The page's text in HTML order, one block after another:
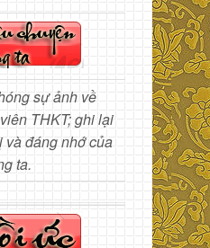
sự ảnh về
THKT; ghi lại
đáng nhớ của
ta.